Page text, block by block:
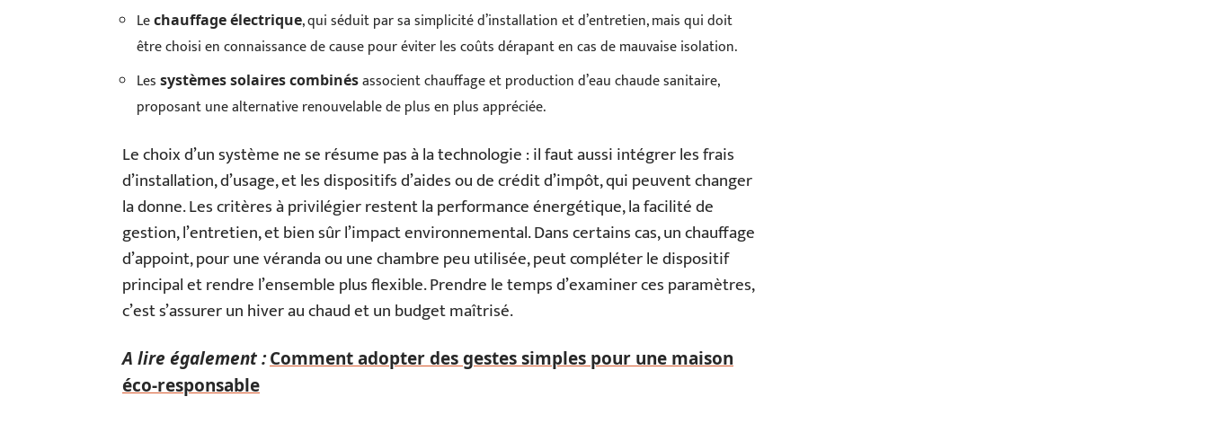
Lechauffage électrique, qui séduit par sa simplicité d’installation et d’entretien, mais qui doit
être choisi en connaissance de cause pour éviter les coûts dérapant en cas de mauvaise isolation.
Les systèmes solaires combinésassocient chauffage et production d’eau chaude sanitaire,
proposant une alternative renouvelable de plus en plus appréciée.
Le choix d’un système ne se résume pas à la technologie : il faut aussi intégrer les frais
d’installation, d’usage, et les dispositifs d’aides ou de crédit d’impôt, qui peuvent changer
la donne. Les critères à privilégier restent la performance énergétique, la facilité de
gestion, l’entretien, et bien sûr l’impact environnemental. Dans certains cas, un chauffage
d’appoint, pour une véranda ou une chambre peu utilisée, peut compléter le dispositif
principal et rendre l’ensemble plus flexible. Prendre le temps d’examiner ces paramètres,
c’est s’assurer un hiver au chaud et un budget maîtrisé.
A lire également :Comment adopter des gestes simples pour une maison
éco-responsable